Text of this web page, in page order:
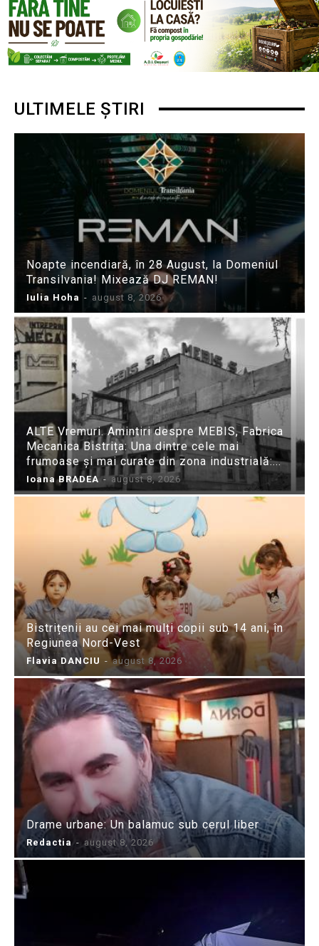
ULTIMELE ȘTIRI
Noapte incendiară, în 28 August, la Domeniul
Transilvania! Mixează DJ REMAN!
Iulia Hoha - august 8, 2026
ALTE Vremuri. Amintiri despre MEBIS, Fabrica
Mecanica Bistrița: Una dintre cele mai
frumoase și mai curate din zona industrială:...
Ioana BRADEA - august 8, 2026
Bistrițenii au cei mai mulți copii sub 14 ani, în
Regiunea Nord-Vest
Flavia DANCIU - august 8, 2026
Drame urbane: Un balamuc sub cerul liber
Redactia - august 8, 2026